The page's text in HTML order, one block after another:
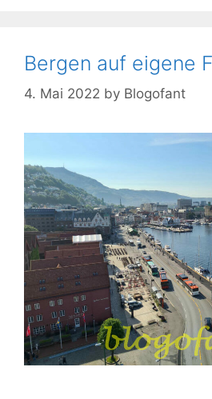
Bergen auf eigene
4. Mai 2022 by Blogofant